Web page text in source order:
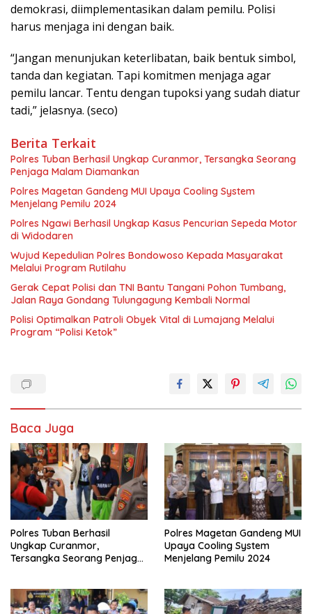
demokrasi, diimplementasikan dalam pemilu. Polisi
harus menjaga ini dengan baik.
“Jangan menunjukan keterlibatan, baik bentuk simbol,
tanda dan kegiatan. Tapi komitmen menjaga agar
pemilu lancar. Tentu dengan tupoksi yang sudah diatur
tadi,” jelasnya. (seco)
Berita Terkait
Polres Tuban Berhasil Ungkap Curanmor, Tersangka Seorang
Penjaga Malam Diamankan
Polres Magetan Gandeng MUI Upaya Cooling System
Menjelang Pemilu 2024
Polres Ngawi Berhasil Ungkap Kasus Pencurian Sepeda Motor
di Widodaren
Wujud Kepedulian Polres Bondowoso Kepada Masyarakat
Melalui Program Rutilahu
Gerak Cepat Polisi dan TNI Bantu Tangani Pohon Tumbang,
Jalan Raya Gondang Tulungagung Kembali Normal
Polisi Optimalkan Patroli Obyek Vital di Lumajang Melalui
Program “Polisi Ketok”
Baca Juga
Polres Tuban Berhasil
Ungkap Curanmor,
Tersangka Seorang Penjaga
Polres Magetan Gandeng MUI
Upaya Cooling System
Menjelang Pemilu 2024